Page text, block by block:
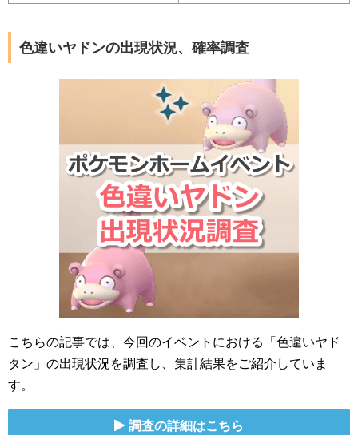
色違いヤドンの出現状況、確率調査
こちらの記事では、今回のイベントにおける「色違いヤド
タン」の出現状況を調査し、集計結果をご紹介していま
す。
調査の詳細はこちら